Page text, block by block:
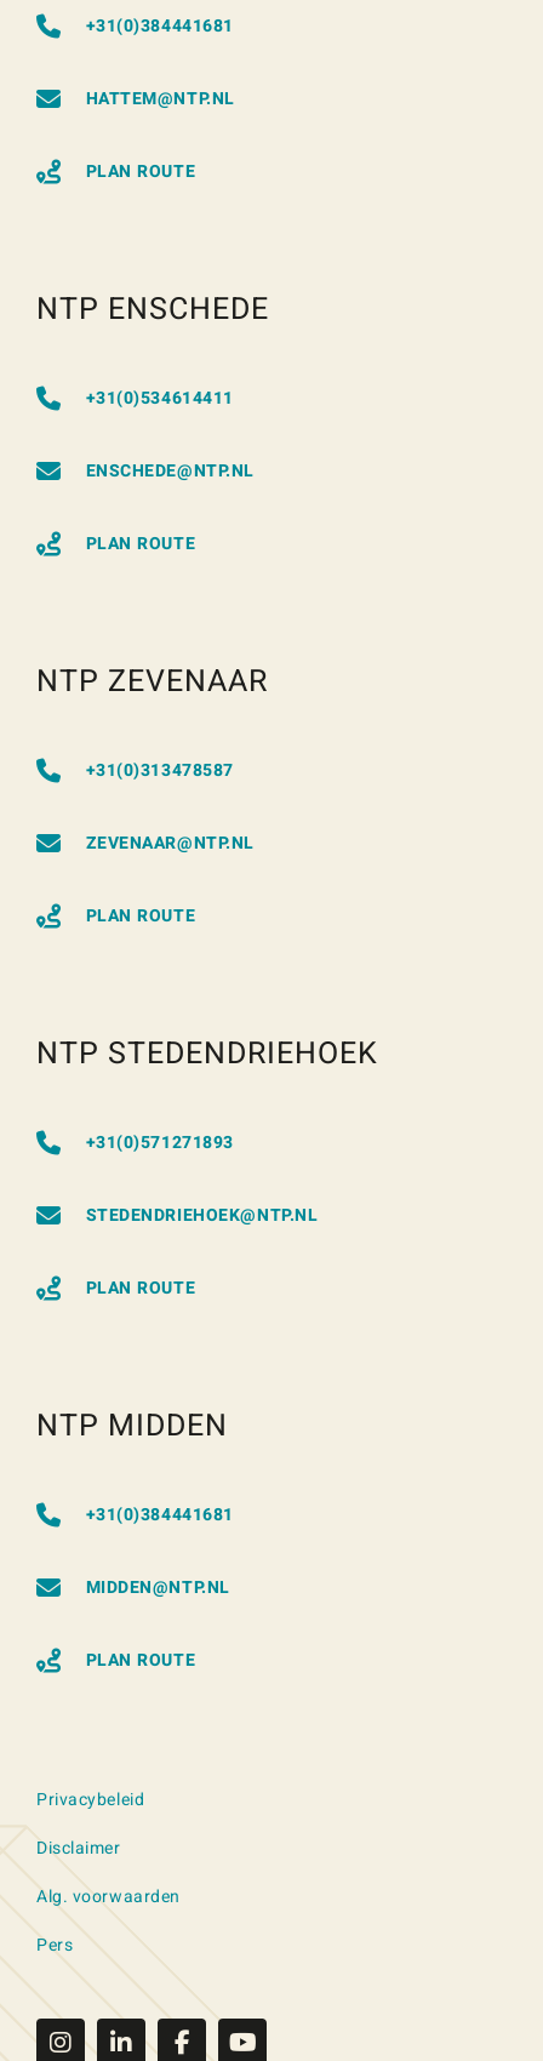
+31(0)384441681
HATTEM@NTP.NL
PLAN ROUTE
NTP ENSCHEDE
+31(0)534614411
ENSCHEDE@NTP.NL
PLAN ROUTE
NTP ZEVENAAR
+31(0)313478587
ZEVENAAR@NTP.NL
PLAN ROUTE
NTP STEDENDRIEHOEK
+31(0)571271893
STEDENDRIEHOEK@NTP.NL
PLAN ROUTE
NTP MIDDEN
+31(0)384441681
MIDDEN@NTP.NL
PLAN ROUTE
Privacybeleid
Disclaimer
Alg. voorwaarden
Pers